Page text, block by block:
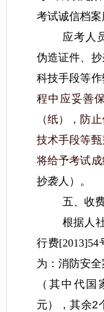
考试诚信档案
应考人
伪造证件、
科技手段等作
程中应妥善
（纸），防
技术手段等甄
将给予考试
抄袭人）。
五、收
根据人
行费
为：消防安
（其中代
元）
，其余